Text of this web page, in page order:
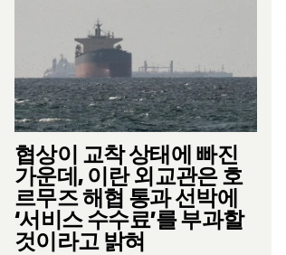
협상이 교착 상태에 빠진
가운데, 이란 외교관은 호
르무즈 해협 통과 선박에
‘서비스 수수료’를 부과할
것이라고 밝혀